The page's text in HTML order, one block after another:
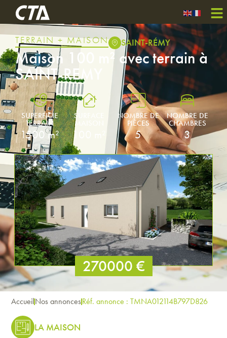
TERRAIN + MAISON SAINT-RÉMY
Maison 100 m² avec terrain à
SAINT-REMY
SUPERFICIE
TERRAIN
1500 m²
SURFACE
MAISON
100 m²
NOMBRE DE
PIÈCES
5
NOMBRE DE
CHAMBRES
3
270000 €
AccueilNos annoncesRéf. annonce : TMNA012114B797D826
LA MAISON